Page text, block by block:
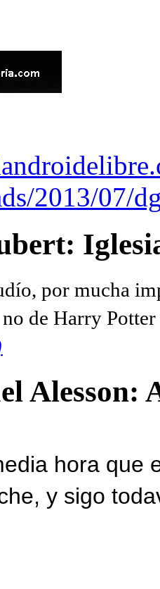
2013/07/
por mucha
de Harry
Alesson:
hora que
y sigo